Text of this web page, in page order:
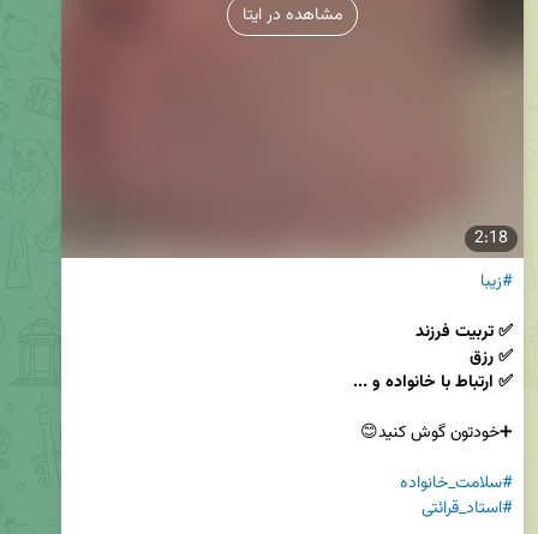
2:18
مشاهده در ایتا
#زیبا
✅ ارتباط با خانواده و ...
#سلامت_خانواده
#استاد_قرائتی